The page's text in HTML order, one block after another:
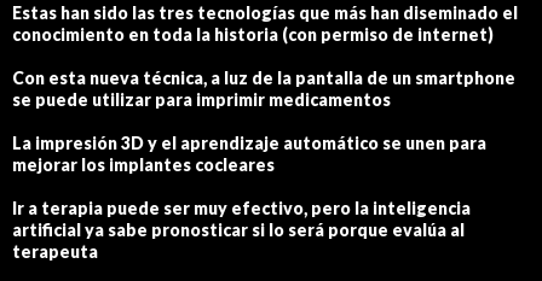
Estas han sido las tres tecnologías que más han diseminado el
conocimiento en toda la historia (con permiso de internet)
Con esta nueva técnica, a luz de la pantalla de un smartphone
se puede utilizar para imprimir medicamentos
La impresión 3D y el aprendizaje automático se unen para
mejorar los implantes cocleares
Ir a terapia puede ser muy efectivo, pero la inteligencia
artificial ya sabe pronosticar si lo será porque evalúa al
terapeuta